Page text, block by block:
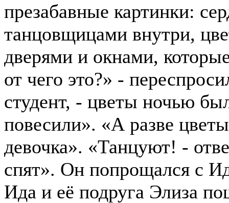
презабавные картинки:
танцовщицами внутри,
дверями и окнами,
от чего это?» -
студент, - цветы ночью
повесили». «А разве
девочка». «Танцуют! -
спят». Он попрощался с
Ида и её подруга Элиза